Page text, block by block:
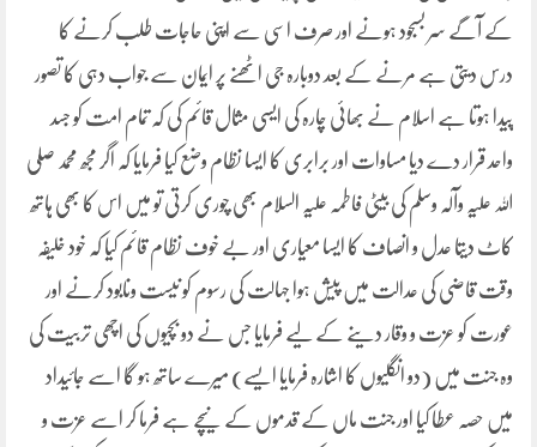
کے آگے سر بسجود ہونے اور صرف اسی سے اپنی حاجات طلب کرنے کا
درس دیتی ہے مرنے کے بعد دوبارہ جی اٹھنے پر ایمان سے جواب دہی کا تصور
پیدا ہوتا ہے اسلام نے بھائی چارہ کی ایسی مثال قائم کی کہ تمام امت کو جسد
واحد قرار دے دیا مساوات اور برابری کا ایسا نظام وضع کیا فرمایا کہ اگر مجھ محمد صلی
اللہ علیہ وآلہ وسلم کی بیٹی فاطمہ علیہ السلام بھی چوری کرتی تو میں اس کا بھی ہاتھ
کاٹ دیتا عدل و انصاف کا ایسا معیاری اور بے خوف نظام قائم کیا کہ خود خلیفہ
وقت قاضی کی عدالت میں پیش ہوا جہالت کی رسوم کو نیست ونابود کرنے اور
عورت کو عزت و وقار دینے کے لیے فرمایا جس نے دو بچیوں کی اچھی تربیت کی
وہ جنت میں (دو انگلیوں کا اشارہ فرمایا ایسے) میرے ساتھ ہو گا اسے جائیداد
میں حصہ عطا کیا اور جنت ماں کے قدموں کے نیچے ہے فرما کر اسے عزت و